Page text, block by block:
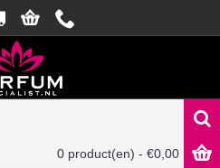
0 product(en) - €0,00